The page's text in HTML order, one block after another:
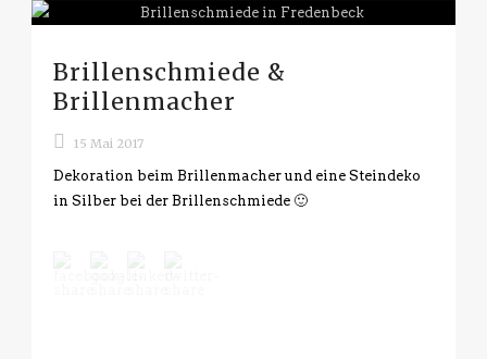
Brillenschmiede &
Brillenmacher
15 Mai 2017
Dekoration beim Brillenmacher und eine Steindeko
in Silber bei der Brillenschmiede 🙂